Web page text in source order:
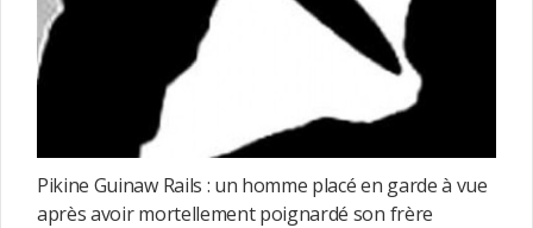
Pikine Guinaw Rails : un homme placé en garde à vue
après avoir mortellement poignardé son frère